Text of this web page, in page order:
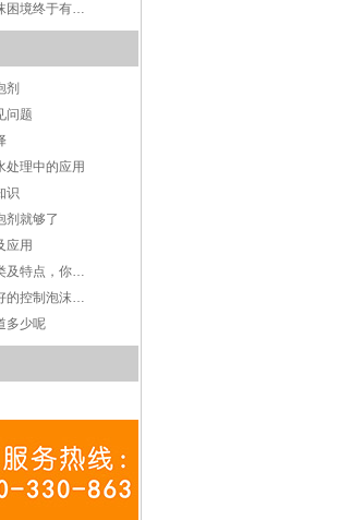
聚丙乙烯产生的泡沫困境终于有救了，赶紧添加聚丙乙烯消泡剂！
剂
问题
处理中的应用
识
剂就够了
应用
切削液消泡剂的种类及特点，你知道吗？
盾构机消泡剂，更好的控制泡沫系统
多少呢